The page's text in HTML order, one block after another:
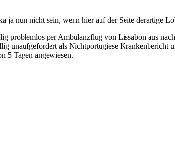
ja nun nicht sein, wenn hier auf der Seite derartige
per Ambulanzflug von Lissabon aus
unaufgefordert als Nichtportugiese Krankenbericht
5 Tagen angewiesen.